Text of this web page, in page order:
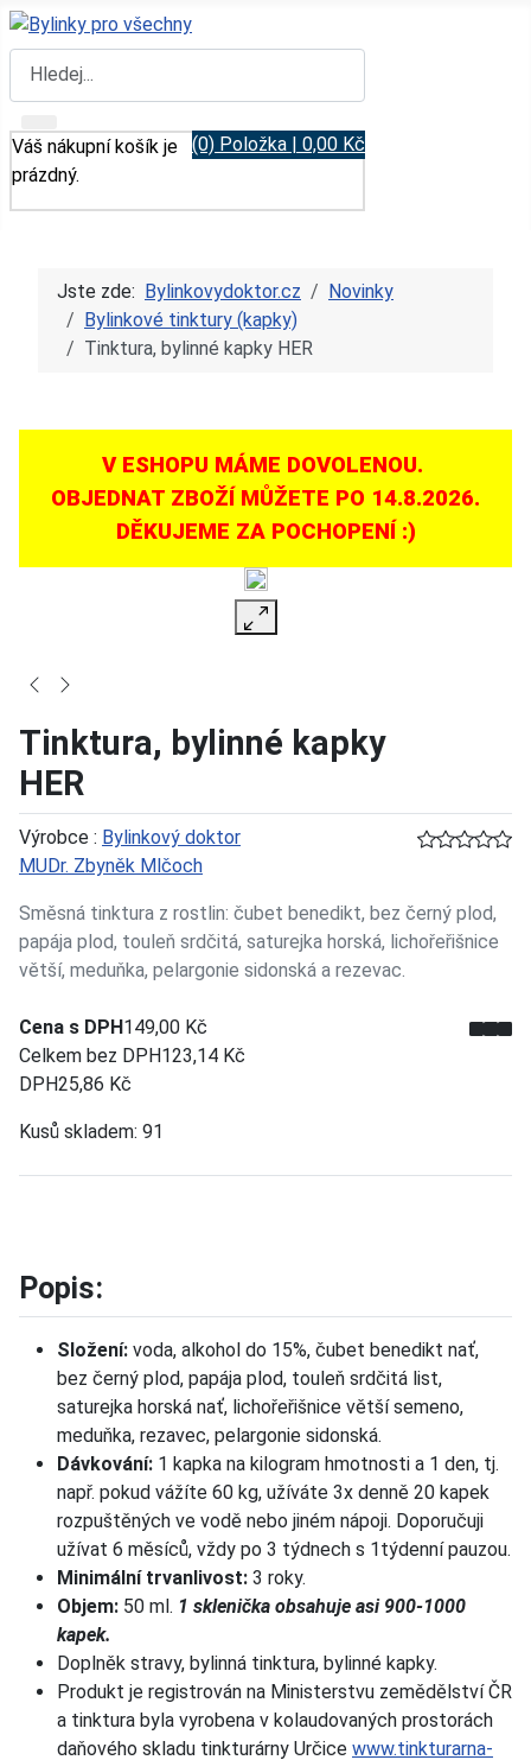
(0) Položka | 0,00 Kč
Váš nákupní košík je
prázdný.
Jste zde: Bylinkovydoktor.cz
Novinky
Bylinkové tinktury (kapky)
Tinktura, bylinné kapky HER
V ESHOPU MÁME DOVOLENOU.
OBJEDNAT ZBOŽÍ MŮŽETE PO 14.8.2026.
DĚKUJEME ZA POCHOPENÍ :)
Tinktura, bylinné kapky
HER
Výrobce : Bylinkový doktor
MUDr. Zbyněk Mlčoch
Směsná tinktura z rostlin: čubet benedikt, bez černý plod,
papája plod, touleň srdčitá, saturejka horská, lichořeřišnice
větší, meduňka, pelargonie sidonská a rezevac.
Cena s DPH149,00 Kč
Celkem bez DPH123,14 Kč
DPH25,86 Kč
Kusů skladem: 91
Popis:
Složení: voda, alkohol do 15%, čubet benedikt nať,
bez černý plod, papája plod, touleň srdčitá list,
saturejka horská nať, lichořeřišnice větší semeno,
meduňka, rezavec, pelargonie sidonská.
Dávkování: 1 kapka na kilogram hmotnosti a 1 den, tj.
např. pokud vážíte 60 kg, užíváte 3x denně 20 kapek
rozpuštěných ve vodě nebo jiném nápoji. Doporučuji
užívat 6 měsíců, vždy po 3 týdnech s 1týdenní pauzou.
Minimální trvanlivost: 3 roky.
Objem: 50 ml. 1 sklenička obsahuje asi 900-1000
kapek.
Doplněk stravy, bylinná tinktura, bylinné kapky.
Produkt je registrován na Ministerstvu zemědělství ČR
a tinktura byla vyrobena v kolaudovaných prostorách
daňového skladu tinkturárny Určice www.tinkturarna-